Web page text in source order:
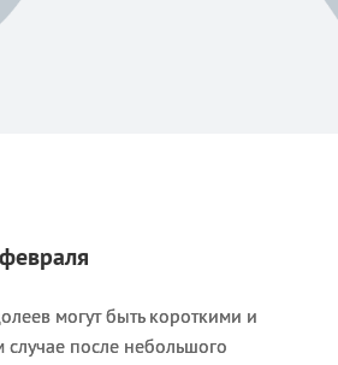
могут быть короткими и
после небольшого